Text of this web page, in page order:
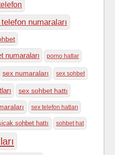
numaraları
numaraları porno hatlar
sex numaraları sex sohbet
sex sohbet hattı
sex telefon hatları
sohbet hattı sohbet hat